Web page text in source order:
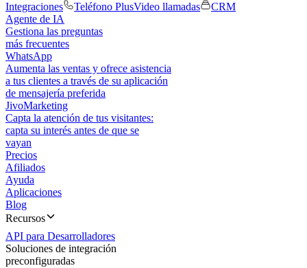
Integraciones
Teléfono PlusVideo llamadas
CRM
Agente de IA
Gestiona las preguntas
más frecuentes
WhatsApp
Aumenta las ventas y ofrece asistencia
a tus clientes a través de su aplicación
de mensajería preferida
JivoMarketing
Capta la atención de tus visitantes:
capta su interés antes de que se
vayan
Precios
Afiliados
Ayuda
Aplicaciones
Blog
Recursos
API para Desarrolladores
Soluciones de integración
preconfiguradas